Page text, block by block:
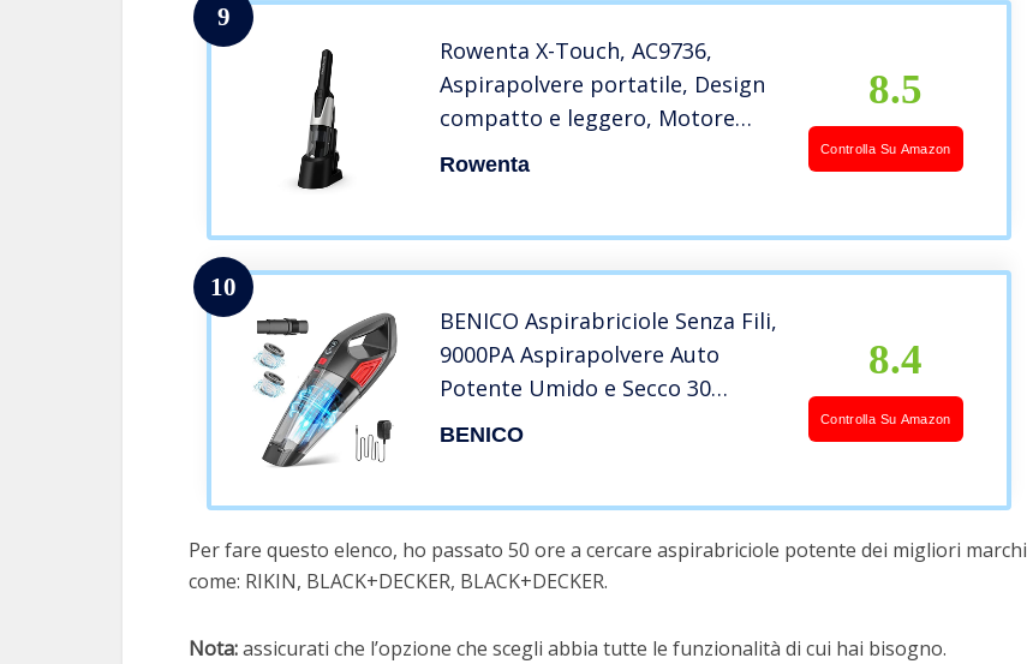
9
Rowenta X-Touch, AC9736,
Aspirapolvere portatile, Design
compatto e leggero, Motore
digitale, Base di carica, Sistema
Rowenta
8.5
Controlla Su Amazon
10
BENICO Aspirabriciole Senza Fili,
9000PA Aspirapolvere Auto
Potente Umido e Secco 30
Minuti di Lavoro Aspirabriciole
BENICO
8.4
Controlla Su Amazon
Per fare questo elenco, ho passato 50 ore a cercare aspirabriciole potente dei migliori marchi
come: RIKIN, BLACK+DECKER, BLACK+DECKER.
Nota:assicurati che l’opzione che scegli abbia tutte le funzionalità di cui hai bisogno.